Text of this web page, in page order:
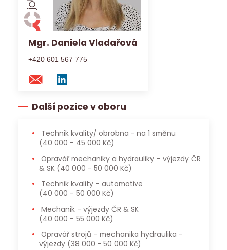
Mgr. Daniela Vladařová
+420 601 567 775
Další pozice v oboru
Technik kvality/ obrobna - na 1 směnu
(40 000 - 45 000 Kč)
& SK (40 000 - 50 000 Kč)
Technik kvality – automotive
(40 000 - 50 000 Kč)
Mechanik - výjezdy ČR & SK
(40 000 - 55 000 Kč)
výjezdy (38 000 - 50 000 Kč)